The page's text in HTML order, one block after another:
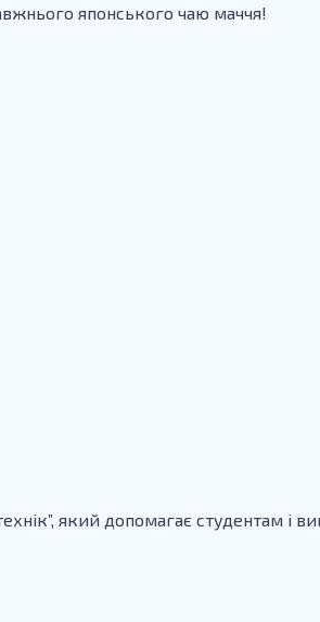
японського чаю маччя!
який допомагає студентам і